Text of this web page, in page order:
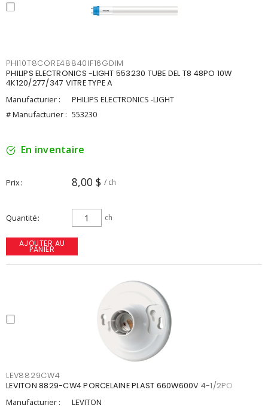
PHI10T8CORE48840IF16GDIM
PHILIPS ELECTRONICS -LIGHT 553230 TUBE DEL T8 48PO 10W
4K120/277/347 VITRE TYPE A
Manufacturier :
PHILIPS ELECTRONICS -LIGHT
# Manufacturier : 553230
En inventaire
Prix 8,00 $ / ch
Quantité ch
AJOUTER AU
PANIER
LEV8829CW4
LEVITON 8829-CW4 PORCELAINE PLAST 660W600V 4-1/2PO
Manufacturier :
LEVITON